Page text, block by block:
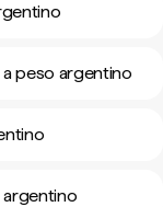
a peso argentino
argentino